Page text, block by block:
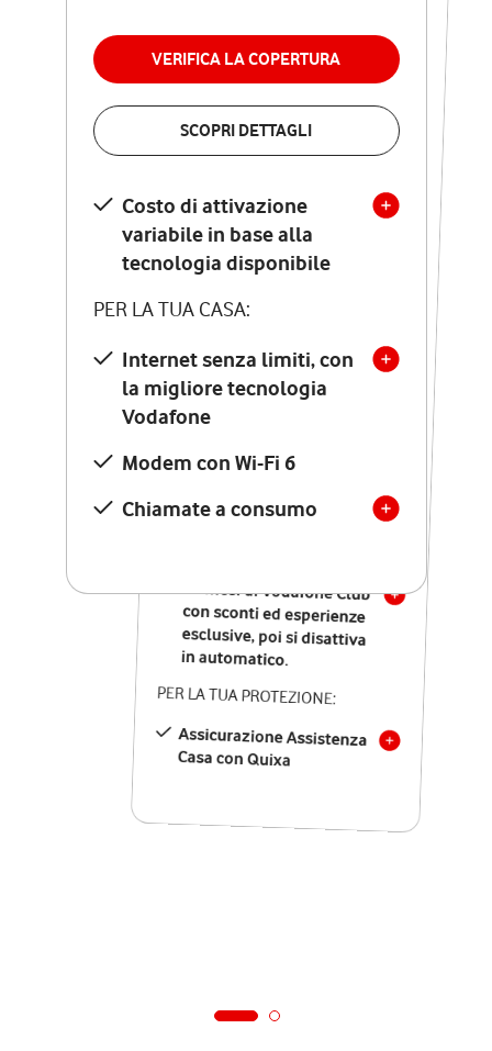
VERIFICA LA COPERTURA
SCOPRI DETTAGLI
Costo di attivazione
variabile in base alla
tecnologia disponibile
PER LA TUA CASA:
Internet senza limiti, con
la migliore tecnologia
Vodafone
Modem con Wi-Fi 6
Chiamate a consumo
permanenza
VERIFICA LA COPERTURA
Costo di attivazione
variabile in base alla
tecnologia disponibile
PER LA TUA CASA:
Internet senza limiti, con
la migliore tecnologia
Vodafone
Modem Seven con Wi-Fi 7
Chiamate illimitate verso
numeri fissi e mobili
nazionali
12 mesi di Vodafone Club
con sconti ed esperienze
esclusive, poi si disattiva
in automatico.
PER LA TUA PROTEZIONE:
Assicurazione Assistenza
Casa con Quixa